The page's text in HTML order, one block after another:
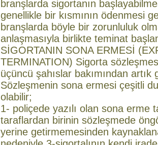
branşlarda sigortanın
genellikle bir kısmının ödenmesi
branşlarda böyle bir zorunluluk
anlaşmasıyla birlikte teminat
SİGORTANIN SONA ERMESİ
TERMINATION) Sigorta
üçüncü şahıslar bakımından
Sözleşmenin sona ermesi çeşitli
olabilir;
1- poliçede yazılı olan sona erme
taraflardan birinin sözleşmede
yerine getirmemesinden